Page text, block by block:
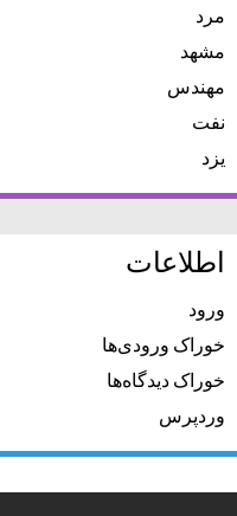
مرد
مشهد
مهندس
نفت
یزد
اطلاعات
ورود
خوراک ورودی‌ها
خوراک دیدگاه‌ها
وردپرس